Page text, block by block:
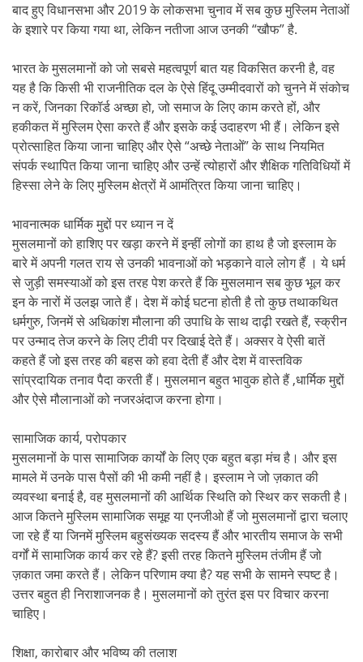
बाद हुए विधानसभा और 2019 के लोकसभा चुनाव में सब कुछ मुस्लिम नेताओं
के इशारे पर किया गया था, लेकिन नतीजा आज उनकी “खौफ” है.
भारत के मुसलमानों को जो सबसे महत्वपूर्ण बात यह विकसित करनी है, वह
यह है कि किसी भी राजनीतिक दल के ऐसे हिंदू उम्मीदवारों को चुनने में संकोच
न करें, जिनका रिकॉर्ड अच्छा हो, जो समाज के लिए काम करते हों, और
हकीकत में मुस्लिम ऐसा करते हैं और इसके कई उदाहरण भी हैं। लेकिन इसे
प्रोत्साहित किया जाना चाहिए और ऐसे “अच्छे नेताओं” के साथ नियमित
संपर्क स्थापित किया जाना चाहिए और उन्हें त्योहारों और शैक्षिक गतिविधियों में
हिस्सा लेने के लिए मुस्लिम क्षेत्रों में आमंत्रित किया जाना चाहिए।
भावनात्मक धार्मिक मुद्दों पर ध्यान न दें
मुसलमानों को हाशिए पर खड़ा करने में इन्हीं लोगों का हाथ है जो इस्लाम के
बारे में अपनी गलत राय से उनकी भावनाओं को भड़काने वाले लोग हैं । ये धर्म
से जुड़ी समस्याओं को इस तरह पेश करते हैं कि मुसलमान सब कुछ भूल कर
इन के नारों में उलझ जाते हैं। देश में कोई घटना होती है तो कुछ तथाकथित
धर्मगुरु, जिनमें से अधिकांश मौलाना की उपाधि के साथ दाढ़ी रखते हैं, स्क्रीन
पर उन्माद तेज करने के लिए टीवी पर दिखाई देते हैं। अक्सर वे ऐसी बातें
कहते हैं जो इस तरह की बहस को हवा देती हैं और देश में वास्तविक
सांप्रदायिक तनाव पैदा करती हैं। मुसलमान बहुत भावुक होते हैं ,धार्मिक मुद्दों
और ऐसे मौलानाओं को नजरअंदाज करना होगा।
सामाजिक कार्य, परोपकार
मुसलमानों के पास सामाजिक कार्यों के लिए एक बहुत बड़ा मंच है। और इस
मामले में उनके पास पैसों की भी कमी नहीं है। इस्लाम ने जो ज़कात की
व्यवस्था बनाई है, वह मुसलमानों की आर्थिक स्थिति को स्थिर कर सकती है।
आज कितने मुस्लिम सामाजिक समूह या एनजीओ हैं जो मुसलमानों द्वारा चलाए
जा रहे हैं या जिनमें मुस्लिम बहुसंख्यक सदस्य हैं और भारतीय समाज के सभी
वर्गों में सामाजिक कार्य कर रहे हैं? इसी तरह कितने मुस्लिम तंजीम हैं जो
ज़कात जमा करते हैं। लेकिन परिणाम क्या है? यह सभी के सामने स्पष्ट है।
उत्तर बहुत ही निराशाजनक है। मुसलमानों को तुरंत इस पर विचार करना
चाहिए।
शिक्षा, कारोबार और भविष्य की तलाश